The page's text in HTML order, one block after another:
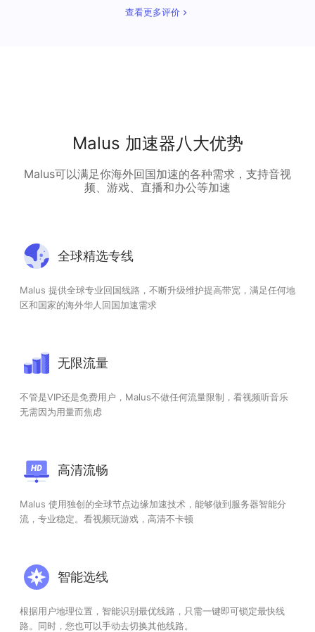
查看更多评价
Malus 加速器八大优势
Malus可以满足你海外回国加速的各种需求，支持音视
频、游戏、直播和办公等加速
全球精选专线
Malus 提供全球专业回国线路，不断升级维护提高带宽，满足任何地
区和国家的海外华人回国加速需求
无限流量
不管是VIP还是免费用户，Malus不做任何流量限制，看视频听音乐
无需因为用量而焦虑
高清流畅
Malus 使用独创的全球节点边缘加速技术，能够做到服务器智能分
流，专业稳定。看视频玩游戏，高清不卡顿
智能选线
根据用户地理位置，智能识别最优线路，只需一键即可锁定最快线
路。同时，您也可以手动去切换其他线路。